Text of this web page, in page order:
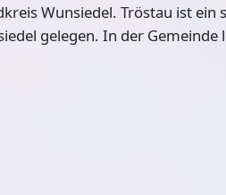
Wunsiedel. Tröstau ist ein
gelegen. In der